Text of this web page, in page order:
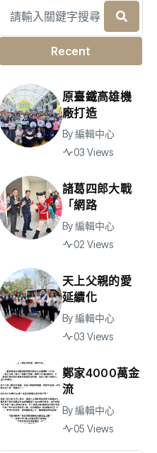
Recent
原臺鐵高雄機
廠打造
By編輯中心
03 Views
諸葛四郎大戰
「網路
By編輯中心
02 Views
天上父親的愛
延續化
By編輯中心
03 Views
鄭家4000萬金
流
By編輯中心
05 Views